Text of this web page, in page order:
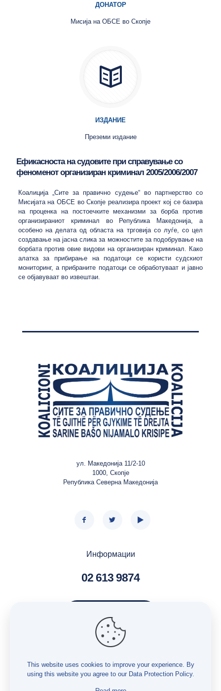
ДОНАТОР
Мисија на ОБСЕ во Скопје
ИЗДАНИЕ
Преземи издание
Ефикасноста на судовите при справување со
феноменот организиран криминал 2005/2006/2007
Коалиција „Сите за правично судење“ во партнерство со
Мисијата на ОБСЕ во Скопје реализира проект кој се базира
на проценка на постоечките механизми за борба против
организираниот криминал во Република Македонија, а
особено на делата од областа на трговија со луѓе, со цел
создавање на јасна слика за можностите за подобрување на
борбата против овие видови на организиран криминал. Како
алатка за прибирање на податоци се користи судскиот
мониторинг, а прибраните податоци се обработуваат и јавно
се објавуваат во извештаи.
ул. Македонија 11/2-10
1000, Скопје
Република Северна Македонија
Информации
02 613 9874
Услуги – Бесплатна правна помош
Услуги – Истражување
Услуги – Мониторинг
Заштита на лични податоци
This website uses cookies to improve your experience. By
using this website you agree to our Data Protection Policy.